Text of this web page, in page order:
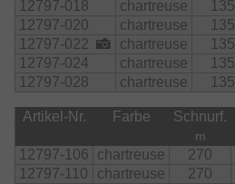
12797-018
chartreuse 135
12797-020
chartreuse 135
12797-022
chartreuse 135
12797-024
chartreuse 135
12797-028
chartreuse 135
Artikel-Nr. Farbe Schnurf.
m
12797-106 chartreuse 270
12797-110
chartreuse 270